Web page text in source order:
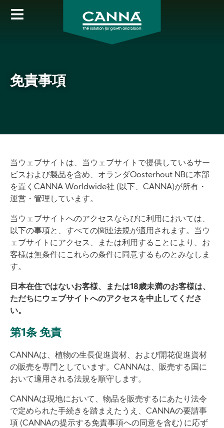
Skip
免責事項
当ウェブサイトは、当ウェブサイトで提供しているサー
ビスおよび製品を含め、オランダOosterhout NBに本部
を置くCANNA Worldwide社 (以下、CANNA)が所有・
運営・管理しています。
当ウェブサイトへのアクセスならびに利用においては、
以下の事項と、すべての関連法規が適用されます。当ウ
ェブサイトにアクセス、または利用することにより、お
客様は無条件にこれらの条件に同意するものとみなしま
す。
日本在住ではないお客様、または18歳未満のお客様は、
ただちにウェブサイトへのアクセスを中止してくださ
い。
第1条 免責
CANNAは、植物の生長促進資材、および開花促進資材
の販売を専門としています。CANNAは、販売する国に
おいて適用される法規を順守します。
CANNAは現地において、物品を販売するにあたり法令
で定められた手続きを踏まえたうえ、CANNAの要請事
項 (CANNAの提示する免責事項への同意を含む) に応ず